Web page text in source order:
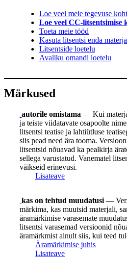
Loe veel meie tegevuse
Loe veel CC-litsentsimise
Toeta meie tööd
Kasuta litsentsi enda
Litsentside loetelu
Avaliku omandi loetelu
Märkused
autorile omistama — Kui
ja teiste viidatavate osapoolte
litsentsi teatise ja lahtiütluse
siis pead need ära tooma.
litsentsid nõuavad ka pealkirja
sellega varustatud. Vanematel
väikseid erinevusi.
Lisateave
kas on tehtud muudatusi —
märkima, kas muutsid materjali,
äramärkimise varasemate
litsentsi varasemad versioonid
äramärkmist ainult siis, kui teed
Äramärkimise juhis
Lisateave